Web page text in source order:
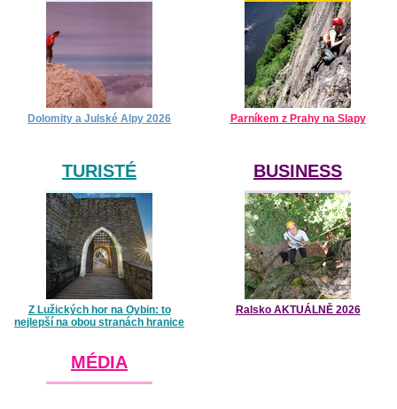
Dolomity a Julské Alpy 2026 Parníkem z Prahy na Slapy
TURISTÉ
Z Lužických hor na Oybin: to
nejlepší na obou stranách hranice
BUSINESS
Ralsko AKTUÁLNĚ 2026
MÉDIA